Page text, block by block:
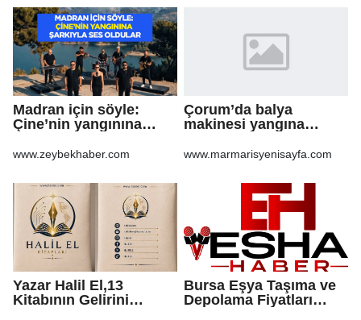
ONARILMASI YAPIM İŞİ
Madran için söyle:
Çine’nin yangınına
www.zeybekhaber.com
Çorum’da balya
makinesi yangına
anız küle döndü
www.marmarisyenisayfa.com
Yazar Halil El,13
Kitabının Gelirini
Bursa Eşya Taşıma ve
Depolama Fiyatları